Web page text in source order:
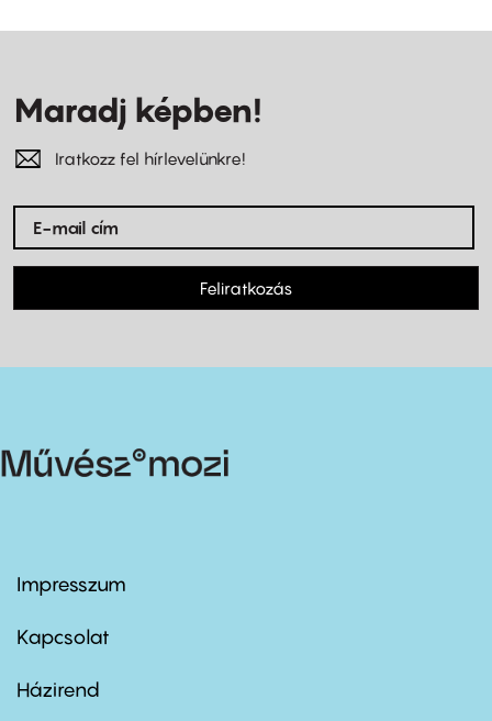
Maradj képben!
Iratkozz fel hírlevelünkre!
Feliratkozás
Footer
first
Impresszum
Kapcsolat
Footer
Házirend